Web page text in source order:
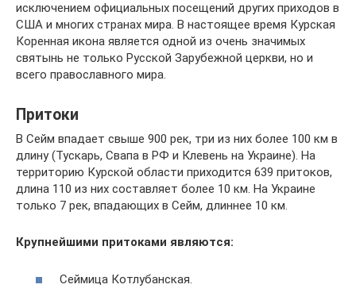
исключением официальных посещений других приходов в
США и многих странах мира. В настоящее время Курская
Коренная икона является одной из очень значимых
святынь не только Русской Зарубежной церкви, но и
всего православного мира.
Притоки
В Сейм впадает свыше 900 рек, три из них более 100 км в
длину (Тускарь, Свапа в РФ и Клевень на Украине). На
территорию Курской области приходится 639 притоков,
длина 110 из них составляет более 10 км. На Украине
только 7 рек, впадающих в Сейм, длиннее 10 км.
Крупнейшими притоками являются:
Сеймица Котлубанская.